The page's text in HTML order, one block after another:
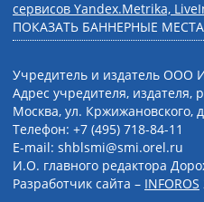
сервисов Yandex.Metrika,
ПОКАЗАТЬ БАННЕРНЫЕ МЕСТА
Учредитель и издатель ООО
Адрес учредителя, издателя,
Москва, ул. Кржижановского,
Телефон: +7 (495) 718-84-11
E-mail: shblsmi@smi.orel.ru
И.О. главного редактора
Разработчик сайта – INFOROS